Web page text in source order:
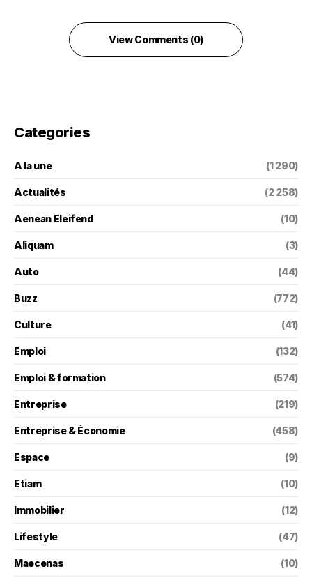
View Comments (0)
Categories
A la une (1 290)
Actualités (2 258)
Aenean Eleifend (10)
Aliquam (3)
Auto (44)
Buzz (772)
Culture (41)
Emploi (132)
Emploi & formation (574)
Entreprise (219)
Entreprise & Économie (458)
Espace (9)
Etiam (10)
Immobilier (12)
Lifestyle (47)
Maecenas (10)